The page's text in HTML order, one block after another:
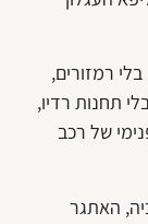
רמזורים,
תחנות רדיו,
של רכב
האתגר